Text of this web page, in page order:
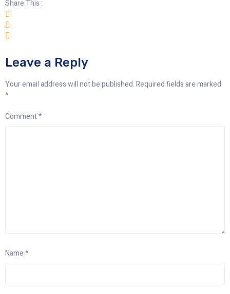
Share This :
Leave a Reply
Your email address will not be published.Required fields are marked
*
Comment*
Name*